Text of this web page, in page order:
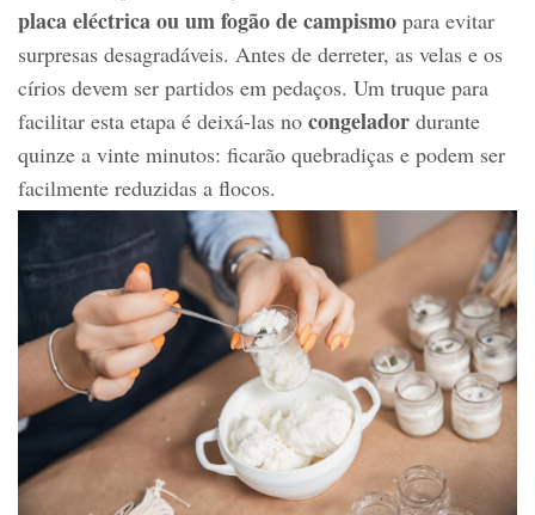
placa eléctrica ou um fogão de campismo para evitar
surpresas desagradáveis. Antes de derreter, as velas e os
círios devem ser partidos em pedaços. Um truque para
facilitar esta etapa é deixá-las no congelador durante
quinze a vinte minutos: ficarão quebradiças e podem ser
facilmente reduzidas a flocos.